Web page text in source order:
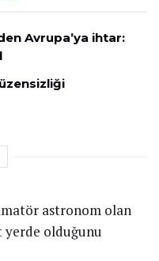
Avrupa’ya ihtar:
astronom olan
yerde olduğunu